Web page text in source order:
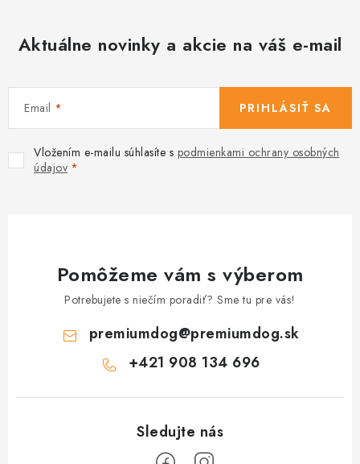
Aktuálne novinky a akcie na váš e-mail
Email
Vložením e-mailu súhlasíte s podmienkami ochrany osobných
údajov
PRIHLÁSIŤ SA
Pomôžeme vám s výberom
Potrebujete s niečím poradiť? Sme tu pre vás!
premiumdog@premiumdog.sk
+421 908 134 696